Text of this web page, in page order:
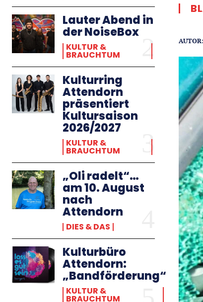
Lauter Abend in
der NoiseBox
KULTUR &
BRAUCHTUM
Kulturring
Attendorn
präsentiert
Kultursaison
2026/2027
KULTUR &
BRAUCHTUM
„Oli radelt“…
am 10. August
nach
Attendorn
DIES & DAS
Kulturbüro
Attendorn:
„Bandförderung“
KULTUR &
BRAUCHTUM
AUTOR: